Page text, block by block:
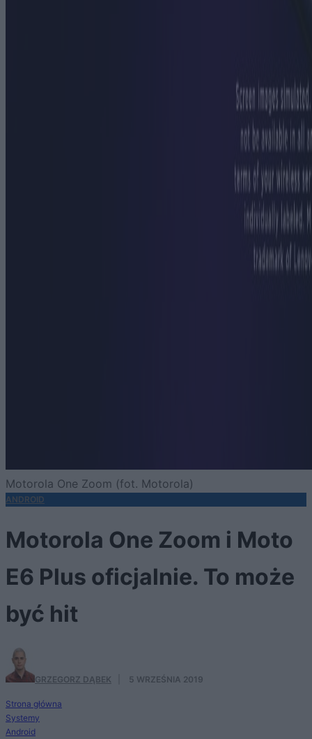
Motorola One Zoom (fot. Motorola)
ANDROID
Motorola One Zoom i Moto
E6 Plus oficjalnie. To może
być hit
GRZEGORZ DĄBEK 5 WRZEŚNIA 2019
Strona główna
Systemy
Android